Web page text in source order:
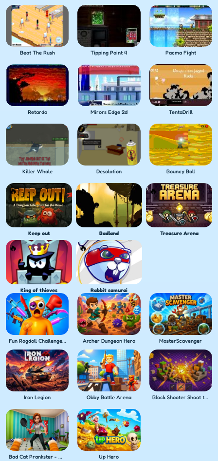
Beat The Rush Tipping Point 4 Pacma Fight
Retardo Mirors Edge 2d TentaDrill
Killer Whale Desolation Bouncy Ball
Keep out Badland Treasure Arena
King of thieves Rabbit samurai
Fun Ragdoll Challenge! Mini Games Collection! Archer Dungeon Hero MasterScavenger
Iron Legion Obby Battle Arena Block Shooter Shoot the Blocks!
Bad Cat Prankster - Mom's Return Up Hero